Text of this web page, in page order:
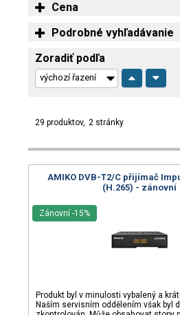
Cena
Podrobné vyhľadávanie
Zoradiť podľa
29 produktov 2 stránky
AMIKO DVB-T2/C přijímač
(H.265) - zánovní
Produkt byl v minulosti vybalený a
Naším servisním oddělením však byl
Zánovní -15%